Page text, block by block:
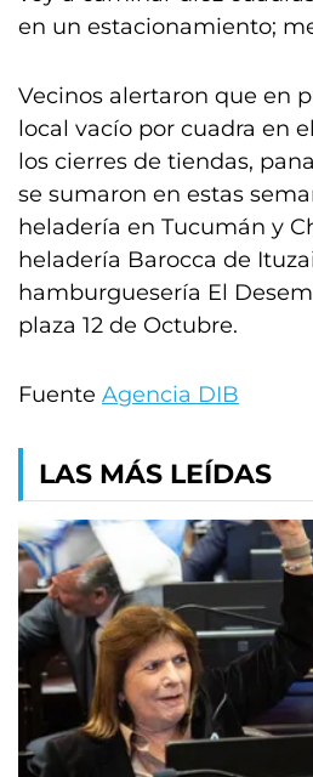
en un estacionamiento;
Vecinos alertaron que en
local vacío por cuadra en
los cierres de tiendas,
se sumaron en estas
heladería en Tucumán y
heladería Barocca de
hamburguesería El
plaza 12 de Octubre.
Fuente Agencia DIB
LAS MÁS LEÍDAS